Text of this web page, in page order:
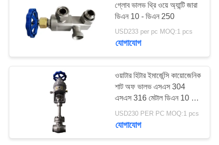
ক্রিওজেনিক শাট অফ ভালভ
ক্রায়োজেনিক সকেট ওয়েল্ড
গ্লোব ভালভ
গ্লোব ভালভ থ্রি ওয়ে অ্যান্টি জারা
ডিএন 10 - ডিএন 250
USD233 per pc MOQ:1 pcs
যোগাযোগ
ওয়াটার হিটার ইমার্জেন্সি কায়োজেনিক
শাট অফ ভালভ এসএস 304
এসএস 316 মেটাল ডিএন 10 -
ডিএন 100 মিমি
USD230 PER PC MOQ:1 pcs
যোগাযোগ